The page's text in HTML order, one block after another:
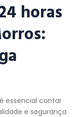
horas
essencial contar
e segurança